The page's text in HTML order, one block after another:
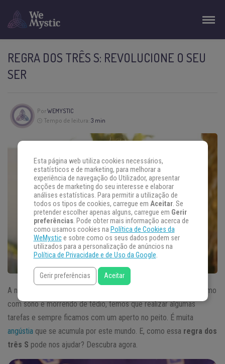
REGRA DOS TRÊS S: REVOLUCIONE O SEU
SER
PorWEMYSTIC
Tempo de leitura: 3 min
A nossa atual sociedade demanda muito de nós. Às vezes, mesmo
com sono e morrendo de tédio, temos que realizar algumas
tarefas e sempre ficamos com um aperto no peito. É muita
angústia que se acumula por este mundo. E, como essa regra dos
três S pode nos ajudar? Descubra agora.
Esta página web utiliza cookies necessários,
estatísticos e de marketing, para melhorar a
experiência de navegação do Utilizador, apresentar
acções de marketing do seu interesse e elaborar
análises estatísticas. Para permitir a utilização de
todos os tipos de cookies, carregue em Aceitar. Se
pretender escolher apenas alguns, carregue em Gerir
preferências. Pode obter mais informação acerca de
como usamos cookies na Política de Cookies da
WeMystice sobre como os seus dados podem ser
utilizados para a personalização de anúncios na
Política de Privacidade e de Uso da Google.
Gerir preferências Aceitar